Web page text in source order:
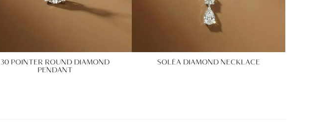
30 POINTER ROUND DIAMOND
PENDANT
SOLÉA DIAMOND NECKLACE